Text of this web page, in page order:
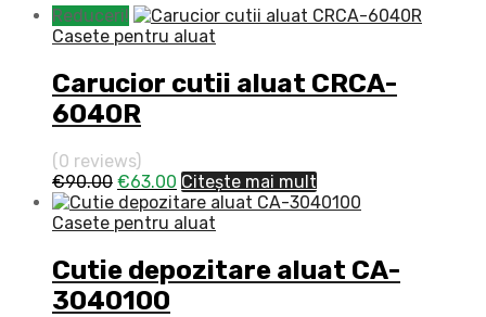
Reduceri!
Casete pentru aluat
Carucior cutii aluat CRCA-
6040R
(0 reviews)
€90.00 €63.00 Citește mai mult
Casete pentru aluat
Cutie depozitare aluat CA-
3040100